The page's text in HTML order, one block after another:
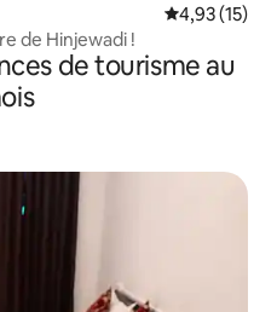
Évaluation
4,93 (15)
de Hinjewadi !
de tourisme au